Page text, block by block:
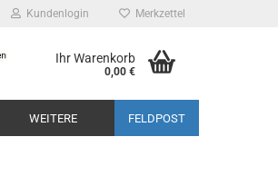
Kundenlogin Merkzettel
Ihr Warenkorb
0,00 €
FELDPOST
WEITERE